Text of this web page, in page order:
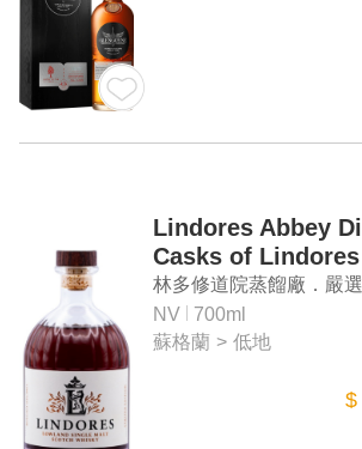
Lindores Abbey
Casks of
Butt Lowland
Scotch Whisky
林多修道院蒸餾廠．嚴
單一麥芽蘇格蘭威士忌
NV
700ml
蘇格蘭 > 低地
$